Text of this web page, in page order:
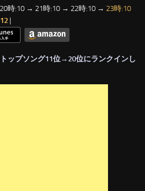
時:10 → 21時:10 → 22時:10 → 23時:10
ップソング11位→20位にランクインし